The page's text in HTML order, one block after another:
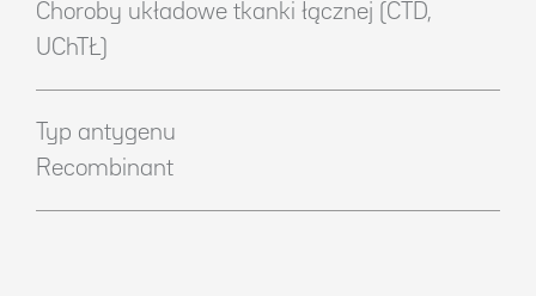
Choroby układowe tkanki łącznej (CTD,
UChTŁ)
Typ antygenu
Recombinant